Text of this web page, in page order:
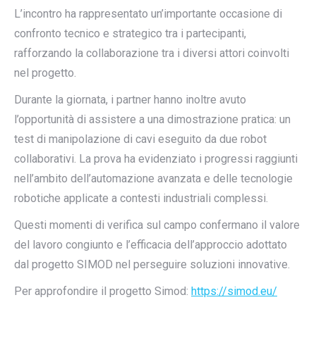
L’incontro ha rappresentato un’importante occasione di
confronto tecnico e strategico tra i partecipanti,
rafforzando la collaborazione tra i diversi attori coinvolti
nel progetto.
Durante la giornata, i partner hanno inoltre avuto
l’opportunità di assistere a una dimostrazione pratica: un
test di manipolazione di cavi eseguito da due robot
collaborativi. La prova ha evidenziato i progressi raggiunti
nell’ambito dell’automazione avanzata e delle tecnologie
robotiche applicate a contesti industriali complessi.
Questi momenti di verifica sul campo confermano il valore
del lavoro congiunto e l’efficacia dell’approccio adottato
dal progetto SIMOD nel perseguire soluzioni innovative.
Per approfondire il progetto Simod: https://simod.eu/